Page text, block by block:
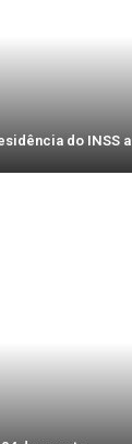
do INSS a